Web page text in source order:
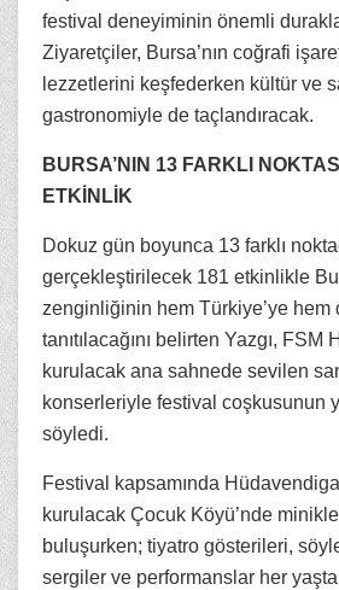
festival deneyiminin önemli
Ziyaretçiler, Bursa’nın coğrafi
lezzetlerini keşfederken kültür ve
gastronomiyle de taçlandıracak.
BURSA’NIN 13 FARKLI
ETKİNLİK
Dokuz gün boyunca 13 farklı
gerçekleştirilecek 181 etkinlikle
zenginliğinin hem Türkiye’ye hem
tanıtılacağını belirten Yazgı, FSM
kurulacak ana sahnede sevilen
konserleriyle festival coşkusunun
söyledi.
Festival kapsamında
kurulacak Çocuk Köyü’nde
buluşurken; tiyatro gösterileri,
sergiler ve performanslar her